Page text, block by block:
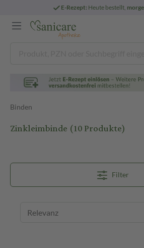
Heute bestellt,morgen geliefert 3
Binden
Zinkleimbinde (10 Produkte)
Filter